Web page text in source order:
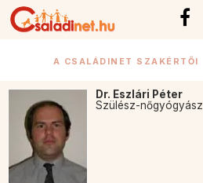
A CSALÁDINET SZAKÉRTŐI
Dr. Eszlári Péter
Szülész-nőgyógyász